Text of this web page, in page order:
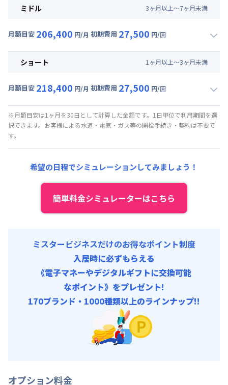
月額賃料目安(30日利用)
光熱費他 : 24,000円/月 (800円/日) (税抜)
その他費用 :
ミドル 3ヶ月以上～7ヶ月未満
月額目安 206,400 円/月 初期費用 27,500 円/回
月額賃料目安(30日利用)
光熱費他 : 24,000円/月 (800円/日) (税抜)
その他費用 :
共益費: 18,000円/月 (600円/日)
ショート 1 ヶ月以上～3ヶ月未満
月額目安 218,400 円/月 初期費用 27,500 円/回
月額賃料目安(30日利用)
賃料 : 174,000円/月 (5,800円/日)
光熱費他 :
その他費用 :
18,000円/月 (600円/日)
※月額目安は1ヶ月を30日として計算した金額です。1日単位で利用期間を選
択できます。お客様による水道・電気・ガス等の開栓手続き・契約は不要で
す。
希望の日程でシミュレーションしてみましょう！
簡単料金シミュレーターはこちら
ミスタービジネスだけのお得なポイント制度
入居時に必ずもらえる
《電子マネーやデジタルギフトに交換可能
なポイント》をプレゼント!
170ブランド・1000種類以上のラインナップ!!
オプション料金